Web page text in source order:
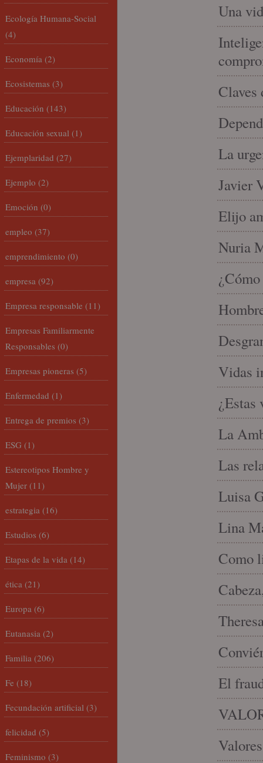
Una
Claves
La
Javier
Elijo
Nuria
Vidas
¿Estas
La
Las
Luisa
Lina
Como
El
Ecología Humana-Social
(4)
Economía (2)
Ecosistemas (3)
Educación (143)
Educación sexual (1)
Ejemplaridad (27)
Ejemplo (2)
Emoción (0)
empleo (37)
emprendimiento (0)
empresa (92)
Empresa responsable (11)
Empresas Familiarmente
Responsables (0)
Empresas pioneras (5)
Enfermedad (1)
Entrega de premios (3)
ESG (1)
Estereotipos Hombre y
Mujer (11)
estrategia (16)
Estudios (6)
Etapas de la vida (14)
ética (21)
Europa (6)
Eutanasia (2)
Familia (206)
Fe (18)
Fecundación artificial (3)
felicidad (5)
Feminismo (3)